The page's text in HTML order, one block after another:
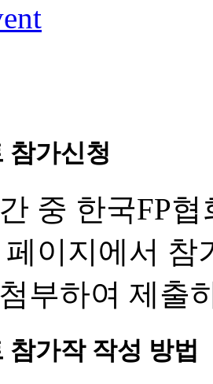
참가신청
중 한국FP협
이지에서 참
부하여 제출
참가작 작성 방법